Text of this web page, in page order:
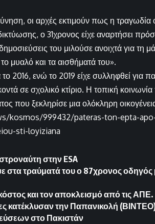
οι αρχές εκτιμούν πως η τραγωδία
ο 31χρονος είχε αναρτήσει
του μιλούσε ανοιχτά για τη
μυαλό και τα αισθήματά του».
2016, ενώ το 2019 είχε συλληφθεί για
σε σχολικό κτίριο. Η τοπική κοινωνία
που ξεκληρίσε μια ολόκληρη
kosmos/999432/pateras-ton-epta-
sti-loyiziana
στην ESA
στα τραύματά του ο 87χρονος οδηγός
και τον αποκλεισμό από τις ΑΠΕ.
κατέκλυσαν την Παπανικολή
στο Πακιστάν